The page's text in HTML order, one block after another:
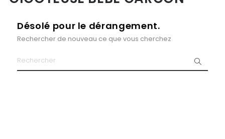
Désolé pour le dérangement.
Rechercher de nouveau ce que vous cherchez